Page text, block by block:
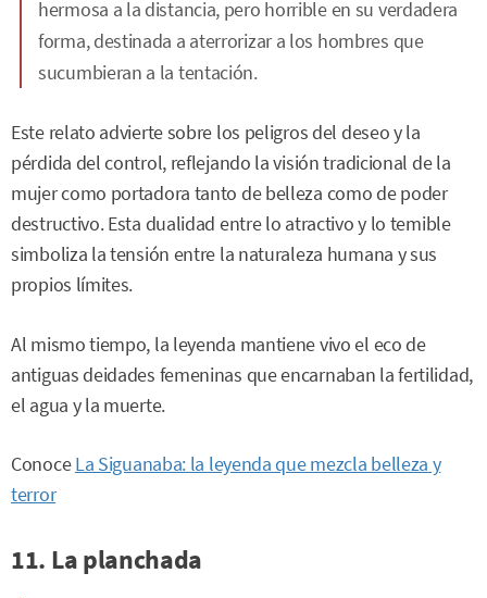
hermosa a la distancia, pero horrible en su verdadera
forma, destinada a aterrorizar a los hombres que
sucumbieran a la tentación.
Este relato advierte sobre los peligros del deseo y la
pérdida del control, reflejando la visión tradicional de la
mujer como portadora tanto de belleza como de poder
destructivo. Esta dualidad entre lo atractivo y lo temible
simboliza la tensión entre la naturaleza humana y sus
propios límites.
Al mismo tiempo, la leyenda mantiene vivo el eco de
antiguas deidades femeninas que encarnaban la fertilidad,
el agua y la muerte.
ConoceLa Siguanaba: la leyenda que mezcla belleza y
terror
11. La planchada